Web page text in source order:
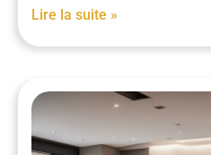
Lire la suite »